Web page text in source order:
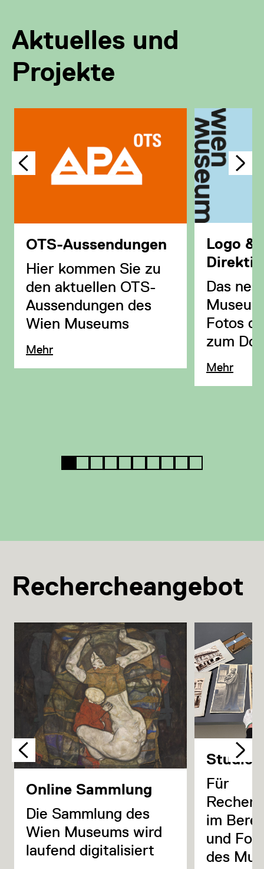
Aktuelles und
Projekte
OTS-Aussendungen
Hier kommen Sie zu
den aktuellen OTS-
Aussendungen des
Wien Museums
Mehr
Logo &
Das
Fotos
zum
Mehr
Rechercheangebot
Online Sammlung
Die Sammlung des
Wien Museums wird
laufend digitalisiert
Für
im
und
des